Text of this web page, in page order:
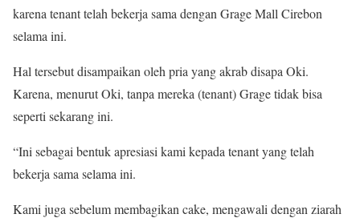
karena tenant telah bekerja sama dengan Grage Mall Cirebon
selama ini.
Hal tersebut disampaikan oleh pria yang akrab disapa Oki.
Karena, menurut Oki, tanpa mereka (tenant) Grage tidak bisa
seperti sekarang ini.
“Ini sebagai bentuk apresiasi kami kepada tenant yang telah
bekerja sama selama ini.
Kami juga sebelum membagikan cake, mengawali dengan ziarah